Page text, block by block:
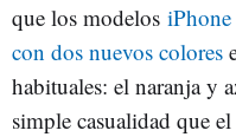
que los modelos
con dos nuevos colores
habituales: el naranja y
simple casualidad que